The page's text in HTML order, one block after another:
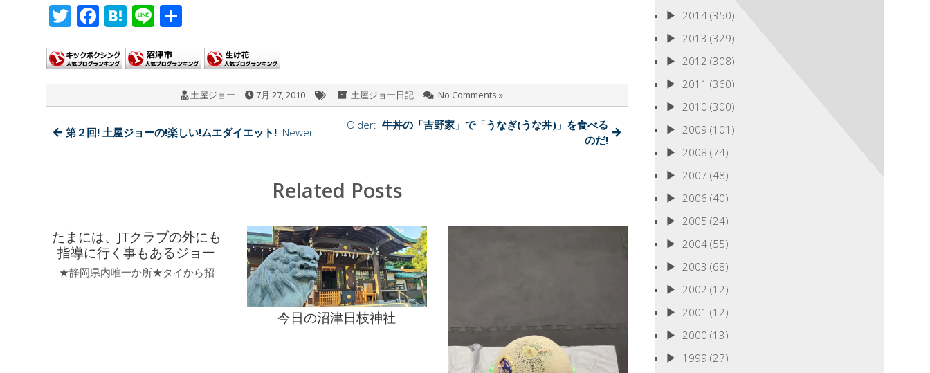
T
tt
F
e
o
o
H
e
a
Li
e
土屋ジョー 7月 27, 2010 土屋ジョー日記 No Comments »
第２回! 土屋ジョーの!楽しい!ムエダイエット! :Newer
Older: 牛丼の「吉野家」で「うなぎ(うな丼)」を食べる
のだ!
Related Posts
たまには、JTクラブの外にも
指導に行く事もあるジョー
★静岡県内唯一か所★タイから招
今日の沼津日枝神社
2014(350)
2013 (329)
2012 (308)
2011 (360)
2010 (300)
2009 (101)
2008 (74)
2007 (48)
2006 (40)
2005 (24)
2004(55)
2003 (68)
2002 (12)
2001 (12)
2000 (13)
1999 (27)